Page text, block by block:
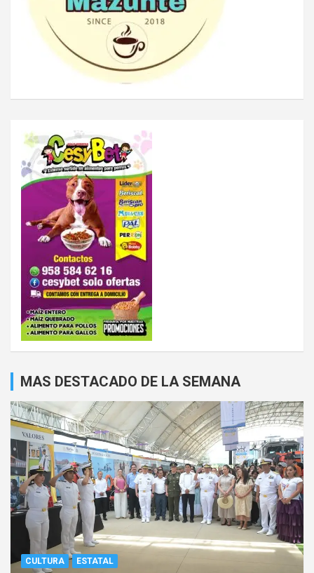
MAS DESTACADO DE LA SEMANA
CULTURA ESTATAL